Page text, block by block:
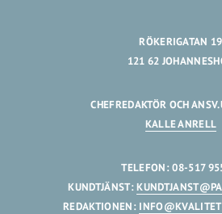
RÖKERIGATAN 19
121 62
CHEFREDAKTÖR OCH
KALLE ANRELL
TELEFON: 08-517
KUNDTJÄNST:
REDAKTIONEN: